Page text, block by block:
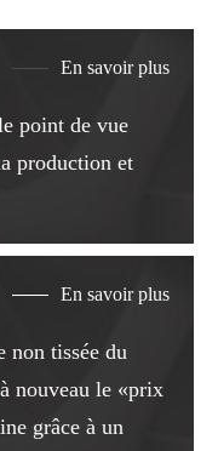
En savoir plus
point de vue
production et
En savoir plus
non tissée du
nouveau le «prix
grâce à un